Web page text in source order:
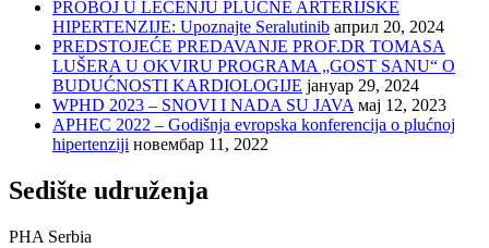
PROBOJ U LEČENJU PLUĆNE ARTERIJSKE
HIPERTENZIJE: Upoznajte Seralutinib април 20, 2024
PREDSTOJEĆE PREDAVANJE PROF.DR TOMASA
LUŠERA U OKVIRU PROGRAMA „GOST SANU“ O
BUDUĆNOSTI KARDIOLOGIJE јануар 29, 2024
WPHD 2023 – SNOVI I NADA SU JAVA мај 12, 2023
APHEC 2022 – Godišnja evropska konferencija o plućnoj
hipertenziji новембар 11, 2022
Sedište udruženja
PHA Serbia